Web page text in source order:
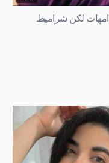
امهات لكن شراميط